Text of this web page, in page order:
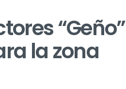
“Geño”
la zona